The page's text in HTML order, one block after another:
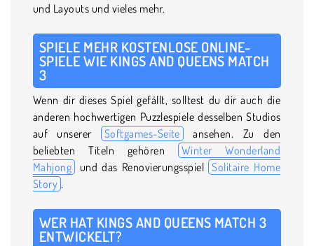
und Layouts und vieles mehr.
SPIELE MEHR KOSTENLOSE ONLINE-
SPIELE WIE KINGS AND QUEENS MATCH
3
Wenn dir dieses Spiel gefällt, solltest du dir auch die
anderen hochwertigen Puzzlespiele desselben Studios
auf unserer
Softgames-Seite ansehen. Zu den
beliebten Titeln gehören
Winter Wonderland
Mahjong
und das Renovierungsspiel Solitaire Home
Story .
WER HAT KINGS AND QUEENS MATCH 3
ENTWICKELT?